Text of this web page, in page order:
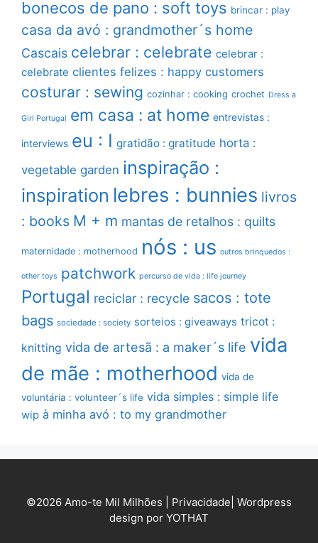
bonecos de pano : soft toys brincar : play
casa da avó : grandmother´s home
Cascais celebrar : celebrate celebrar :
celebrate clientes felizes : happy customers
costurar : sewing cozinhar : cooking crochet Dress a
Girl Portugal em casa : at home entrevistas :
interviews eu : I gratidão : gratitude horta :
vegetable garden inspiração :
inspiration lebres : bunnies livros
: books M + m mantas de retalhos : quilts
maternidade : motherhood nós : us outros brinquedos :
other toys patchwork percurso de vida : life journey
Portugal reciclar : recycle sacos : tote
bags sociedade : society sorteios : giveaways tricot :
knitting vida de artesã : a maker´s life vida
de mãe : motherhood vida de
voluntária : volunteer´s life vida simples : simple life
wip à minha avó : to my grandmother
©2026 Amo-te Mil Milhões | Privacidade Wordpress
design por YOTHAT